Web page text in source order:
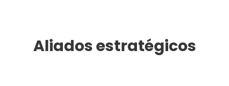
i
n
Aliados estratégicos